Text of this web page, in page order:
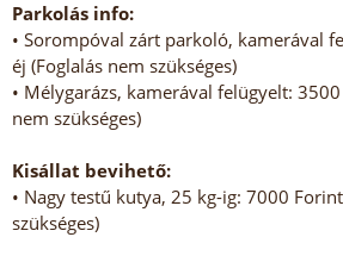
Parkolás info:
• Sorompóval zárt parkoló, kamerával
éj (Foglalás nem szükséges)
• Mélygarázs, kamerával felügyelt:
nem szükséges)
Kisállat bevihető:
• Nagy testű kutya, 25 kg-ig: 7000
szükséges)